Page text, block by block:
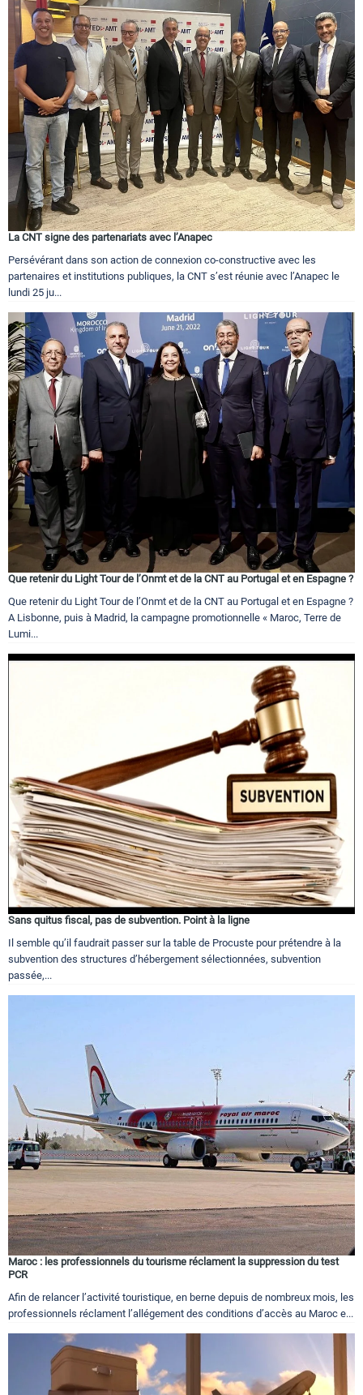
La CNT signe des partenariats avec l’Anapec
Persévérant dans son action de connexion co-constructive avec les
partenaires et institutions publiques, la CNT s’est réunie avec l’Anapec le
lundi 25 ju...
Que retenir du Light Tour de l’Onmt et de la CNT au Portugal et en Espagne ?
Que retenir du Light Tour de l’Onmt et de la CNT au Portugal et en Espagne ?
A Lisbonne, puis à Madrid, la campagne promotionnelle « Maroc, Terre de
Lumi...
Sans quitus fiscal, pas de subvention. Point à la ligne
Il semble qu’il faudrait passer sur la table de Procuste pour prétendre à la
subvention des structures d’hébergement sélectionnées, subvention
passée,...
Maroc : les professionnels du tourisme réclament la suppression du test
PCR
Afin de relancer l’activité touristique, en berne depuis de nombreux mois, les
professionnels réclament l’allégement des conditions d’accès au Maroc e...